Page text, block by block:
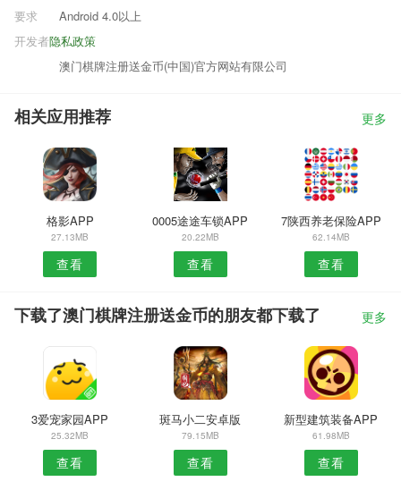
要求
Android 4.0以上
隐私政策
开发者
澳门棋牌注册送金币(中国)官方网站有限公司
相关应用推荐 更多
格影APP
27.13MB
查看
0005途途车锁APP
20.22MB
查看
7陕西养老保险APP
62.14MB
查看
下载了澳门棋牌注册送金币的朋友都下载了 更多
3爱宠家园APP
25.32MB
查看
斑马小二安卓版
79.15MB
查看
新型建筑装备APP
61.98MB
查看